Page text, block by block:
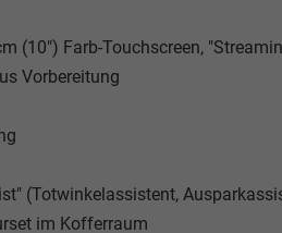
(10") Farb-Touchscreen,
Vorbereitung
(Totwinkelassistent,
im Kofferraum